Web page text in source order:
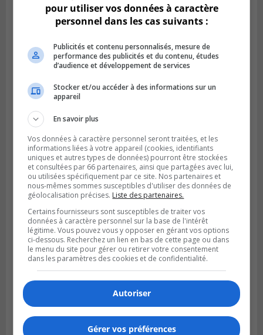
Publié le 5 août 2026 à 11h59
jusqu’en avril 2027
LA PRAIRIE
Publié le 4 août 2026 à 15h50
Le mur du rempart de La Prairie retrouve
sa jeunesse
pour utiliser vos données à caractère
personnel dans les cas suivants :
Publicités et contenu personnalisés, mesure de
performance des publicités et du contenu, études
d’audience et développement de services
Stocker et/ou accéder à des informations sur un
appareil
En savoir plus
Vos données à caractère personnel seront traitées, et les
informations liées à votre appareil (cookies, identifiants
uniques et autres types de données) pourront être stockées
et consultées par 66 partenaires, ainsi que partagées avec lui,
ou utilisées spécifiquement par ce site. Nos partenaires et
nous-mêmes sommes susceptibles d'utiliser des données de
géolocalisation précises. Liste des partenaires.
Certains fournisseurs sont susceptibles de traiter vos
données à caractère personnel sur la base de l'intérêt
légitime. Vous pouvez vous y opposer en gérant vos options
ci-dessous. Recherchez un lien en bas de cette page ou dans
le menu du site pour gérer ou retirer votre consentement
dans les paramètres des cookies et de confidentialité.
Autoriser
Gérer vos préférences